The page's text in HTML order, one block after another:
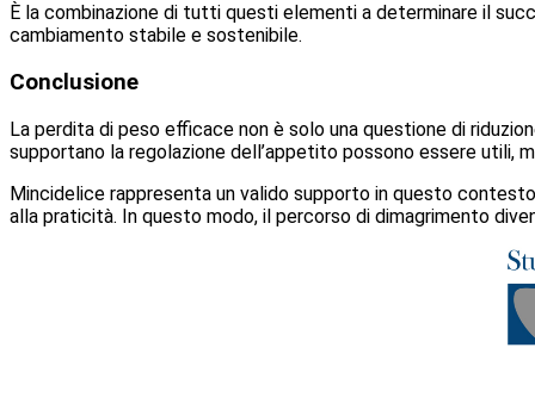
È la combinazione di tutti questi elementi a determinare il
cambiamento stabile e sostenibile.
Conclusione
La perdita di peso efficace non è solo una questione di
supportano la regolazione dell’appetito possono essere utili,
Mincidelice rappresenta un valido supporto in questo
alla praticità. In questo modo, il percorso di dimagrimento